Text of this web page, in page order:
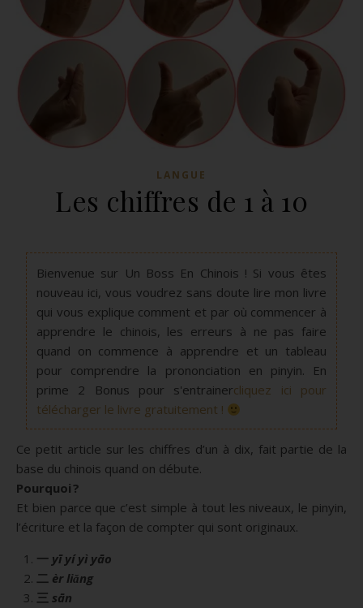
LANGUE
Les chiffres de 1 à 10
Bienvenue sur Un Boss En Chinois ! Si vous êtes
nouveau ici, vous voudrez sans doute lire mon livre
qui vous explique comment et par où commencer à
apprendre le chinois, les erreurs à ne pas faire
quand on commence à apprendre et un tableau
pour comprendre la prononciation en pinyin. En
prime 2 Bonus pour s'entrainercliquez ici pour
télécharger le livre gratuitement !
Ce petit article sur les chiffres d’un à dix, fait partie de la
base du chinois quand on débute.
Pourquoi ?
Et bien parce que c’est simple à tout les niveaux, le pinyin,
l’écriture et la façon de compter qui sont originaux.
一 yī yí yì yāo
二 èr liǎng
三 sān